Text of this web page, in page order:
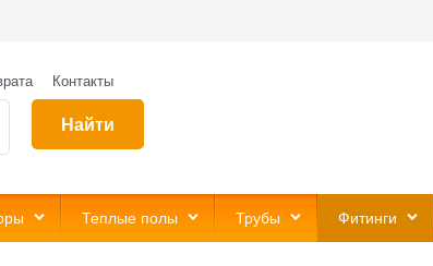
Контакты
Найти
Теплые полы Трубы Фитинги